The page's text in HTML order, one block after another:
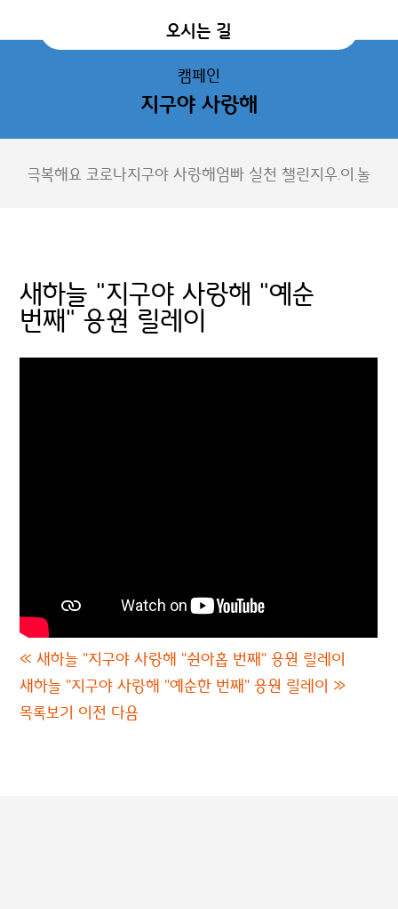
오시는 길
캠페인
지구야 사랑해
극복해요 코로나지구야 사랑해엄빠 실천 챌린지우.이.놀
새하늘 "지구야 사랑해 "예순
번째" 응원 릴레이
« 새하늘 "지구야 사랑해 "쉰아홉 번째" 응원 릴레이
새하늘 "지구야 사랑해 "예순한 번째" 응원 릴레이 »
목록보기 이전 다음